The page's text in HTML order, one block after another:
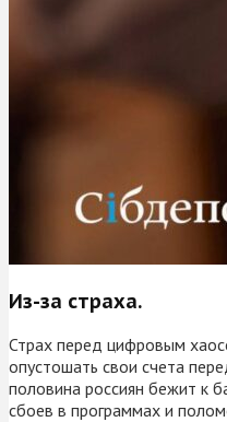
Из-за страха.
Страх перед цифровым
опустошать свои счета
половина россиян бежит к
сбоев в программах и